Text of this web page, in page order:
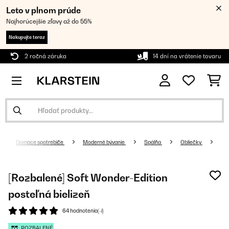
Leto v plnom prúde
Najhorúcejšie zľavy až do 55%
Nakupujte teraz
2 ročná záruka 14 dní na vrátenie tovaru
Domáce spotrebiče Moderné bývanie Spálňa Obliečky
[Rozbalené] Soft Wonder-Edition
posteľná bielizeň
64 hodnotenia(-í)